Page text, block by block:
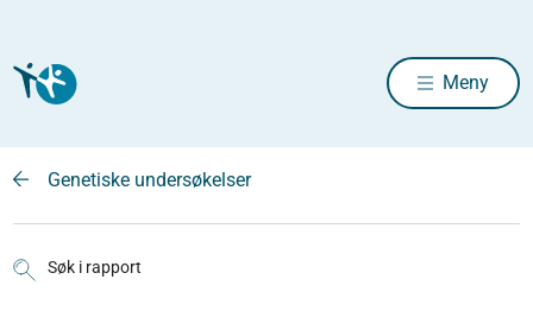
Meny
Genetiske undersøkelser
Søk i rapport